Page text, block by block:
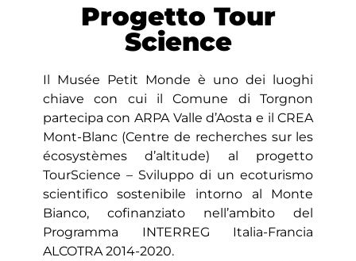
Progetto Tour
Science
Il Musée Petit Monde è uno dei luoghi
chiave con cui il Comune di Torgnon
partecipa con ARPA Valle d’Aosta e il CREA
Mont-Blanc (Centre de recherches sur les
écosystèmes d’altitude) al progetto
TourScience – Sviluppo di un ecoturismo
scientifico sostenibile intorno al Monte
Bianco, cofinanziato nell’ambito del
Programma INTERREG Italia-Francia
ALCOTRA 2014-2020.